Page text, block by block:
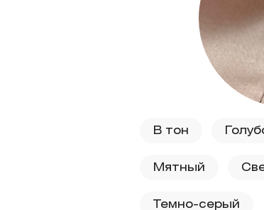
В тон
Мятный
Темно-серый